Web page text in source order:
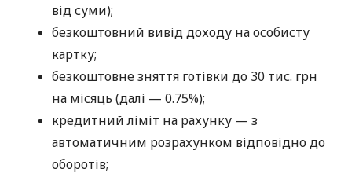
від суми);
безкоштовний вивід доходу на особисту
картку;
безкоштовне зняття готівки до 30 тис. грн
на місяць (далі — 0.75%);
кредитний ліміт на рахунку — з
автоматичним розрахунком відповідно до
оборотів;